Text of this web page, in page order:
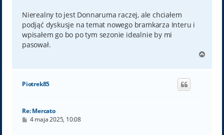
Nierealny to jest Donnaruma raczej, ale chciałem
podjąć dyskusje na temat nowego bramkarza Interu i
wpisałem go bo po tym sezonie idealnie by mi
pasował.
g
Piotrek85
Re: Mercato
P4 maja 2025, 10:08